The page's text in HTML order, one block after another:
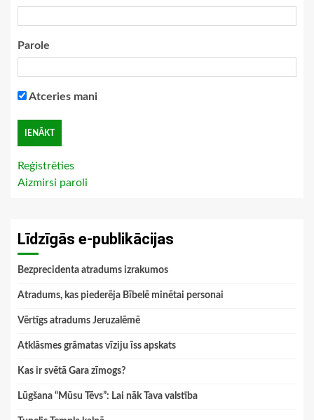
Parole
Atceries mani
Reģistrēties
Aizmirsi paroli
Līdzīgās e-publikācijas
Bezprecidenta atradums izrakumos
Atradums, kas piederēja Bībelē minētai personai
Vērtīgs atradums Jeruzalēmē
Atklāsmes grāmatas vīziju īss apskats
Kas ir svētā Gara zīmogs?
Lūgšana “Mūsu Tēvs”: Lai nāk Tava valstība